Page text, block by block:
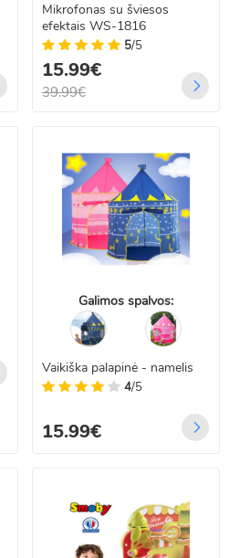
Mikrofonas su šviesos
efektais WS-1816
5/5
15.99€
39.99€
Galimos spalvos:
Vaikiška palapinė - namelis
4/5
15.99€